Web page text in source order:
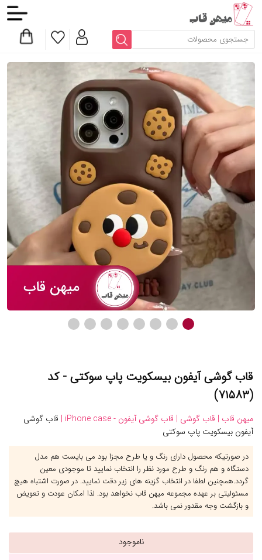
قاب گوشی آیفون بیسکویت پاپ سوکتی - کد
(۷۱۵۸۳)
میهن قاب | قاب گوشی | قاب گوشی آیفون - iPhone case |
قاب گوشی
آیفون بیسکویت پاپ سوکتی
در صورتیکه محصول دارای رنگ و یا طرح مجزا بود می بایست هم مدل
دستگاه و هم رنگ و طرح مورد نظر را انتخاب نمایید تا موجودی معین
گردد.همچنین لطفا در انتخاب گزینه های زیر دقت نمایید. در صورت اشتباه هیچ
مسئولیتی بر عهده مجموعه میهن قاب نخواهد بود. لذا امکان عودت و تعویض
و بازگشت وجه مقدور نمی باشد.
ناموجود